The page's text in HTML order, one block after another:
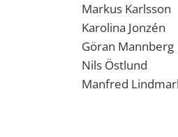
Markus
Karolina
Göran
Nils
Manfred